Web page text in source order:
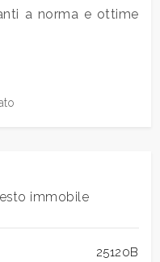
a norma e ottime
immobile
25120B